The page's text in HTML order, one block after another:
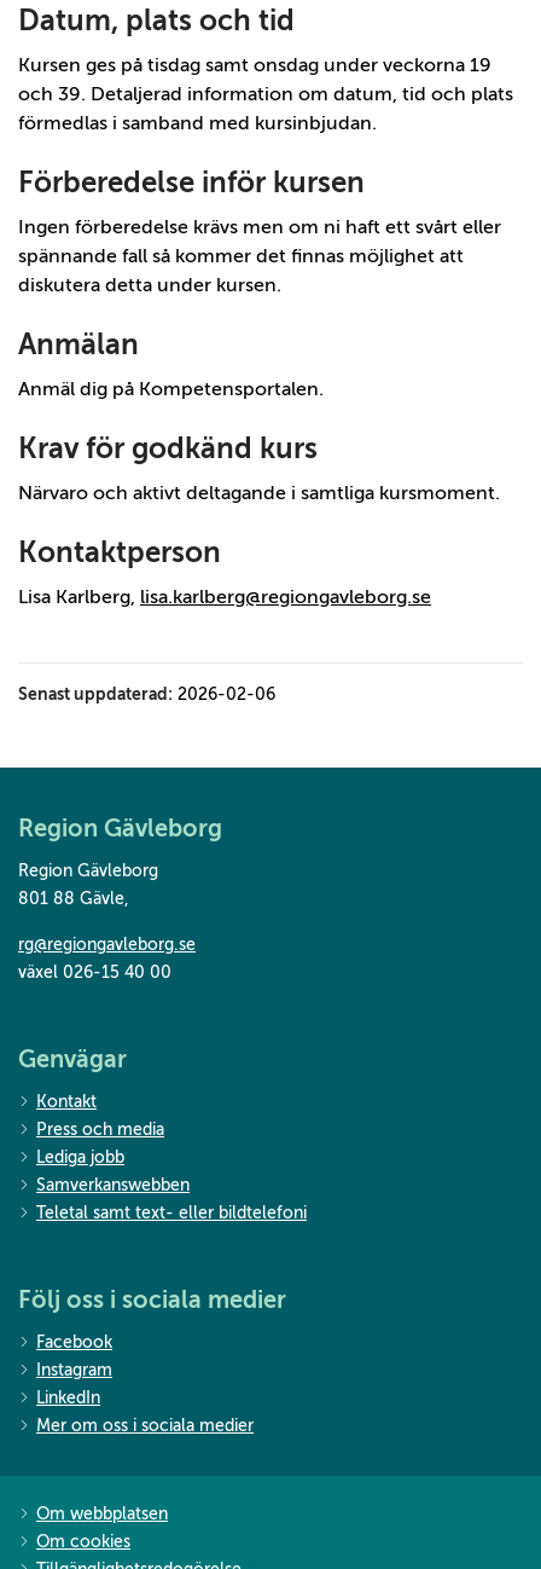
Datum, plats och tid
Kursen ges på tisdag samt onsdag under veckorna 19
och 39. Detaljerad information om datum, tid och plats
förmedlas i samband med kursinbjudan.
Förberedelse inför kursen
Ingen förberedelse krävs men om ni haft ett svårt eller
spännande fall så kommer det finnas möjlighet att
diskutera detta under kursen.
Anmälan
Anmäl dig på Kompetensportalen.
Krav för godkänd kurs
Närvaro och aktivt deltagande i samtliga kursmoment.
Kontaktperson
Lisa Karlberg, lisa.karlberg@regiongavleborg.se
Senast uppdaterad: 2026-02-06
Region Gävleborg
Region Gävleborg
801 88 Gävle,
rg@regiongavleborg.se
växel 026-15 40 00
Genvägar
Kontakt
Press och media
Lediga jobb
Samverkanswebben
Teletal samt text- eller bildtelefoni
Följ oss i sociala medier
Facebook
Instagram
LinkedIn
Mer om oss i sociala medier
Om webbplatsen
Om cookies